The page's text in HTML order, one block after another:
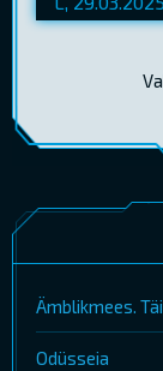
Ämblikmees.
Odüsseia